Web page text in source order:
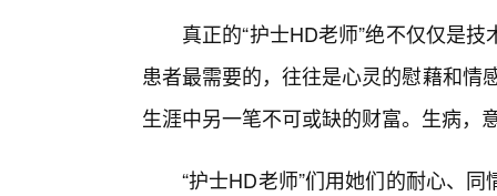
真正的“护士HD老师”绝不仅仅是
患者最需要的，往往是心灵的慰藉和情
生涯中另一笔不可或缺的财富。生病，
“护士HD老师”们用她们的耐心、